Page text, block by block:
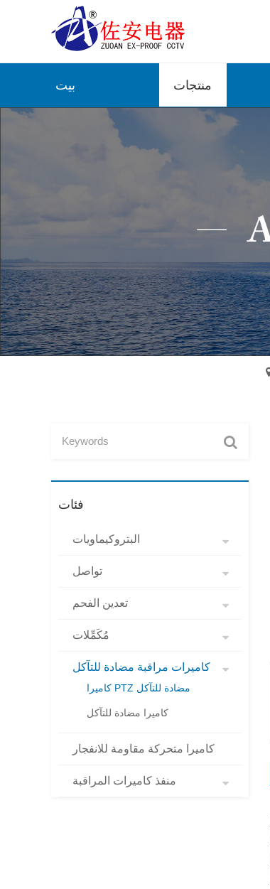
بيت منتجات
فئات
البتروكيماويات
تواصل
تعدين الفحم
مُكَمِّلات
كاميرات مراقبة مضادة للتآكل
كاميرا PTZ مضادة للتآكل
كاميرا مضادة للتآكل
كاميرا متحركة مقاومة للانفجار
منفذ كاميرات المراقبة